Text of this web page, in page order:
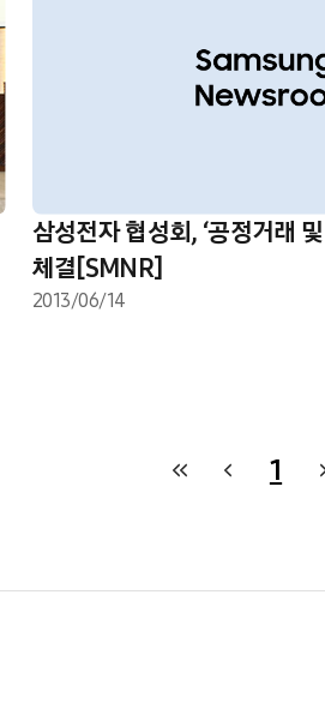
삼성전자 협성회, ‘공정거래
체결[SMNR]
2013/06/14
1